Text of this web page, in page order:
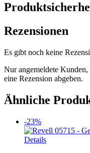
Rezensionen
Es gibt noch keine
Nur angemeldete
eine Rezension abgeben.
Ähnliche
-23%
Details